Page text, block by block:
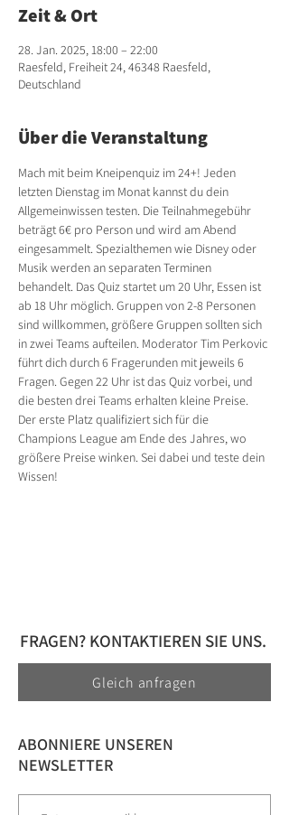
Zeit & Ort
28. Jan. 2025, 18:00 – 22:00
Raesfeld, Freiheit 24, 46348 Raesfeld,
Deutschland
Über die Veranstaltung
Mach mit beim Kneipenquiz im 24+! Jeden
letzten Dienstag im Monat kannst du dein
Allgemeinwissen testen. Die Teilnahmegebühr
beträgt 6€ pro Person und wird am Abend
eingesammelt. Spezialthemen wie Disney oder
Musik werden an separaten Terminen
behandelt. Das Quiz startet um 20 Uhr, Essen ist
ab 18 Uhr möglich. Gruppen von 2-8 Personen
sind willkommen, größere Gruppen sollten sich
in zwei Teams aufteilen. Moderator Tim Perkovic
führt dich durch 6 Fragerunden mit jeweils 6
Fragen. Gegen 22 Uhr ist das Quiz vorbei, und
die besten drei Teams erhalten kleine Preise.
Der erste Platz qualifiziert sich für die
Champions League am Ende des Jahres, wo
größere Preise winken. Sei dabei und teste dein
Wissen!
FRAGEN? KONTAKTIEREN SIE UNS.
Gleich anfragen
ABONNIERE UNSEREN
NEWSLETTER